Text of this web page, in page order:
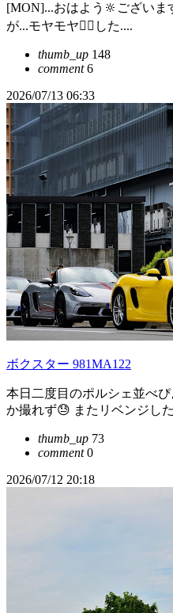
[MON]...おはよう🔆ございま
が...モヤモヤ😶‍🌫️した....
thumb_up 148
comment6
2026/07/13 06:33
ボクスター 981MA122
本日二度目のポルシェ並べ
か撮れず😓 またリベンジし
thumb_up 73
comment0
2026/07/12 20:18